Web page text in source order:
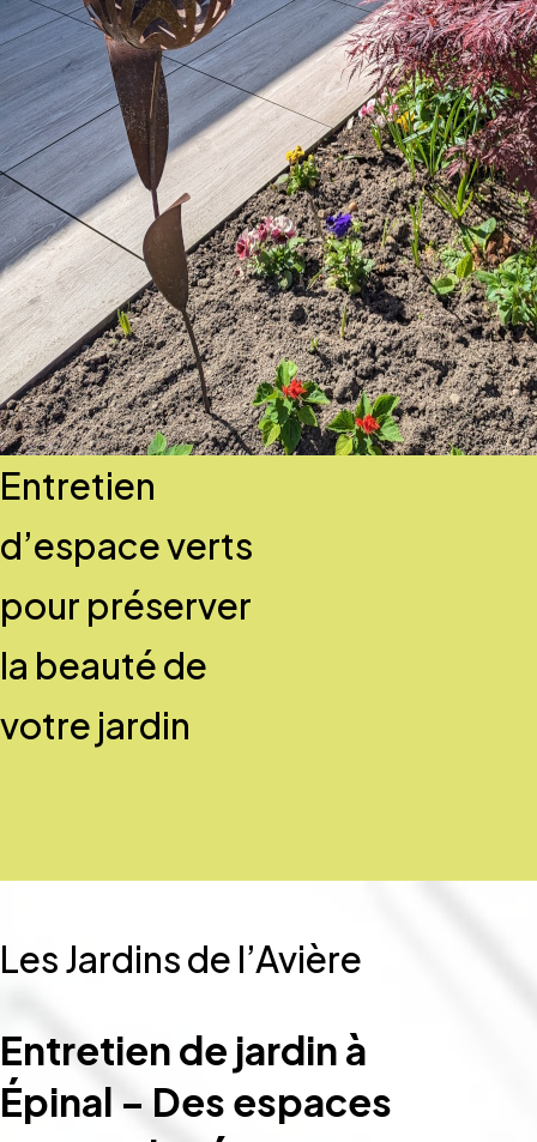
Entretien
d’espace verts
pour préserver
la beauté de
votre jardin
Les Jardins de l’Avière
Entretien de jardin à
Épinal – Des espaces